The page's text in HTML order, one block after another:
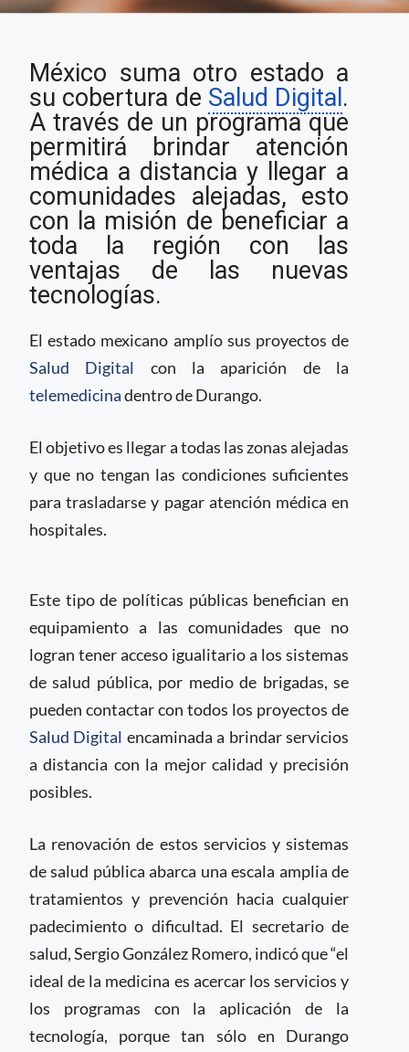
con servicio de
telemedicina
México suma otro estado a
su cobertura de Salud Digital .
A través de un programa que
permitirá brindar atención
médica a distancia y llegar a
comunidades alejadas, esto
con la misión de beneficiar a
toda la región con las
ventajas de las nuevas
tecnologías.
El estado mexicano amplío sus proyectos de
Salud Digital
con la aparición de la
telemedicinadentro de Durango.
El objetivo es llegar a todas las zonas alejadas
y que no tengan las condiciones suficientes
para trasladarse y pagar atención médica en
hospitales.
Este tipo de políticas públicas benefician en
equipamiento a las comunidades que no
logran tener acceso igualitario a los sistemas
de salud pública, por medio de brigadas, se
pueden contactar con todos los proyectos de
Salud Digital encaminada a brindar servicios
a distancia con la mejor calidad y precisión
posibles.
La renovación de estos servicios y sistemas
de salud pública abarca una escala amplia de
tratamientos y prevención hacia cualquier
padecimiento o dificultad. El secretario de
salud, Sergio González Romero, indicó que “el
ideal de la medicina es acercar los servicios y
los programas con la aplicación de la
tecnología, porque tan sólo en Durango